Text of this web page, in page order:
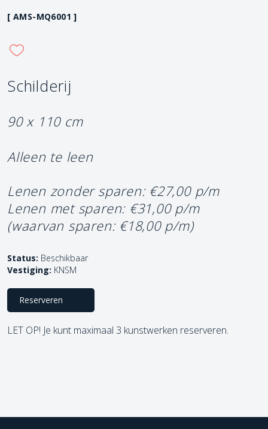
[ AMS-MQ6001 ]
Schilderij
90 x 110 cm
Alleen te leen
Lenen zonder sparen: €27,00 p/m
Lenen met sparen: €31,00 p/m
(waarvan sparen: €18,00 p/m)
Status: Beschikbaar
Vestiging: KNSM
Reserveren
LET OP! Je kunt maximaal 3 kunstwerken reserveren.